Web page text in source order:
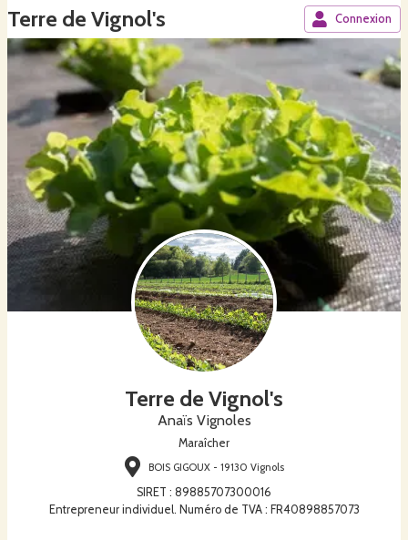
Terre de Vignol's Connexion
Terre de Vignol's
Anaïs Vignoles
Maraîcher
BOIS GIGOUX - 19130 Vignols
SIRET : 89885707300016
Entrepreneur individuel. Numéro de TVA : FR40898857073